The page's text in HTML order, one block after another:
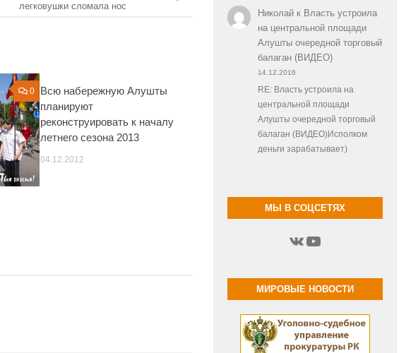
легковушки сломала нос
0
Всю набережную Алушты
планируют
реконструировать к началу
летнего сезона 2013
04.12.2012
Николайк Власть устроила
на центральной площади
Алушты очередной торговый
балаган (ВИДЕО)
14.12.2016
RE: Власть устроила на
центральной площади
Алушты очередной торговый
балаган (ВИДЕО)Исполком
деньги зарабатывает)
МЫ В СОЦСЕТЯХ
ВКонтакте
YouTube
МИРОВЫЕ НОВОСТИ